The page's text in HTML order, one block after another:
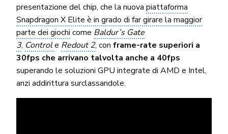
presentazione del chip, che la nuovapiattaforma
Snapdragon X Elite è in grado di far girare la maggior
parte dei giochi come Baldur’s Gate
3, Controle Redout 2, conframe-rate superiori a
30fps che arrivano talvolta anche a 40fps
superando le soluzioni GPU integrate di AMD e Intel,
anzi addirittura surclassandole.